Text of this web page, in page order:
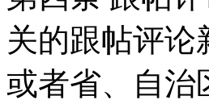
关的跟帖评论
或者省、自治